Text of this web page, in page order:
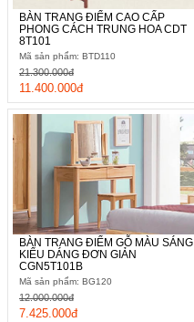
BÀN TRANG ĐIỂM CAO CẤP
PHONG CÁCH TRUNG HOA CDT
8T101
Mã sản phẩm: BTD110
11.400.000đ
21.300.000đ
BÀN TRANG ĐIỂM GỖ MÀU SÁNG
KIỂU DÁNG ĐƠN GIẢN
CGN5T101B
Mã sản phẩm: BG120
7.425.000đ
12.000.000đ